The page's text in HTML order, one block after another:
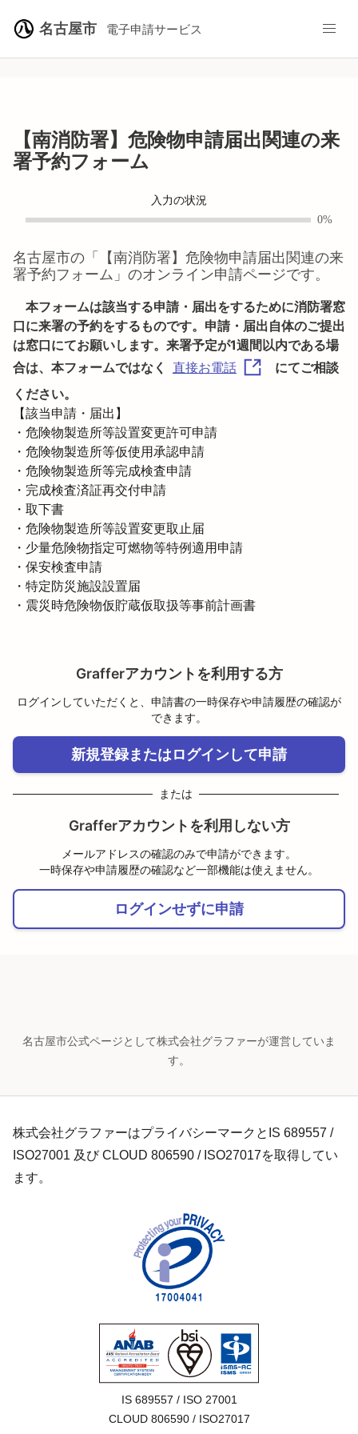
名古屋市 電子申請サービス
【南消防署】危険物申請届出関連の来
署予約フォーム
入力の状況
0%
名古屋市の「
【南消防署】危険物申請届出関連の来
署予約フォーム 」のオンライン申請ページです。
本フォームは該当する申請・届出をするために消防署窓
口に来署の予約をするものです。申請・届出自体のご提出
は窓口にてお願いします。来署予定が1週間以内である場
合は、本フォームではなく
直接お電話
にてご相談
ください。
【該当申請・届出】
・危険物製造所等設置変更許可申請
・危険物製造所等仮使用承認申請
・危険物製造所等完成検査申請
・完成検査済証再交付申請
・取下書
・危険物製造所等設置変更取止届
・少量危険物指定可燃物等特例適用申請
・保安検査申請
・特定防災施設設置届
・震災時危険物仮貯蔵仮取扱等事前計画書
Grafferアカウントを利用する方
ログインしていただくと、申請書の一時保存や申請履歴の確認が
できます。
新規登録またはログインして申請
または
Grafferアカウントを利用しない方
メールアドレスの確認のみで申請ができます。
一時保存や申請履歴の確認など一部機能は使えません。
ログインせずに申請
名古屋市公式ページとして株式会社グラファーが運営していま
す。
株式会社グラファーはプライバシーマークとIS 689557 /
ISO27001 及び CLOUD 806590 / ISO27017を取得してい
ます。
IS 689557 / ISO 27001
CLOUD 806590 / ISO27017